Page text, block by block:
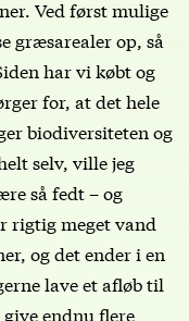
Ved først mulige
græsarealer op, så
har vi købt og
for, at det hele
biodiversiteten og
selv, ville jeg
så fedt – og
rigtig meget vand
og det ender i en
lave et afløb til
endnu flere